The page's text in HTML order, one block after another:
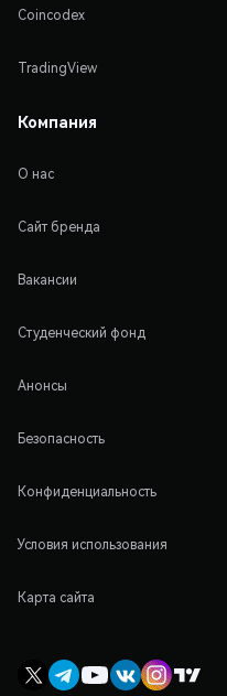
Coincodex
TradingView
Компания
О нас
Сайт бренда
Вакансии
Студенческий фонд
Анонсы
Безопасность
Конфиденциальность
Условия использования
Карта сайта